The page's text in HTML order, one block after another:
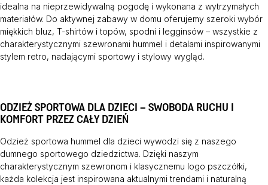
idealna na nieprzewidywalną pogodę i wykonana z wytrzymałych
materiałów. Do aktywnej zabawy w domu oferujemy szeroki wybór
miękkich bluz, T-shirtów i topów, spodni i legginsów – wszystkie z
charakterystycznymi szewronami hummel i detalami inspirowanymi
stylem retro, nadającymi sportowy i stylowy wygląd.
ODZIEŻ SPORTOWA DLA DZIECI – SWOBODA RUCHU I
KOMFORT PRZEZ CAŁY DZIEŃ
Odzież sportowa hummel dla dzieci wywodzi się z naszego
dumnego sportowego dziedzictwa. Dzięki naszym
charakterystycznym szewronom i klasycznemu logo pszczółki,
każda kolekcja jest inspirowana aktualnymi trendami i naturalną